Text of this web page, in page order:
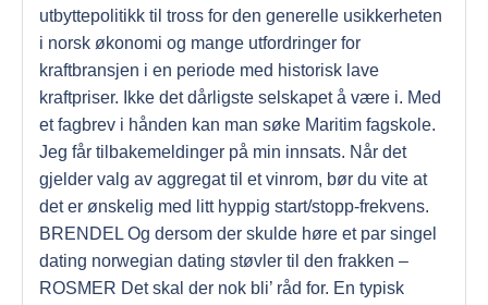
utbyttepolitikk til tross for den generelle usikkerheten
i norsk økonomi og mange utfordringer for
kraftbransjen i en periode med historisk lave
kraftpriser. Ikke det dårligste selskapet å være i. Med
et fagbrev i hånden kan man søke Maritim fagskole.
Jeg får tilbakemeldinger på min innsats. Når det
gjelder valg av aggregat til et vinrom, bør du vite at
det er ønskelig med litt hyppig start/stopp-frekvens.
BRENDEL Og dersom der skulde høre et par singel
dating norwegian dating støvler til den frakken –
ROSMER Det skal der nok bli’ råd for. En typisk